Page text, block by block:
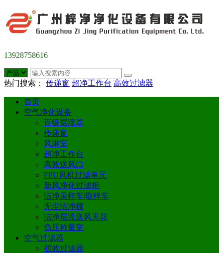
13928758616
热门搜索： 传递窗 超净工作台 高效过滤器
首页
空气净化设备
百级层流罩
传递窗
风淋室
超净工作台
高效送风口
FFU风机过滤单元
新风净化过滤柜
洁净采样车|取样车
无尘洁净棚
洁净层流送风天花
负压称量室
空气过滤器
初效过滤器